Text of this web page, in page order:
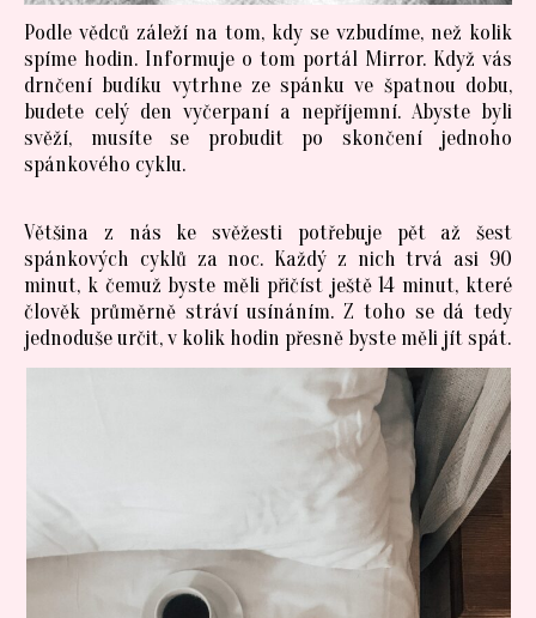
Podle vědců záleží na tom, kdy se vzbudíme, než kolik
spíme hodin. Informuje o tom portál Mirror. Když vás
drnčení budíku vytrhne ze spánku ve špatnou dobu,
budete celý den vyčerpaní a nepříjemní. Abyste byli
svěží, musíte se probudit po skončení jednoho
spánkového cyklu.
Většina z nás ke svěžesti potřebuje pět až šest
spánkových cyklů za noc. Každý z nich trvá asi 90
minut, k čemuž byste měli přičíst ještě 14 minut, které
člověk průměrně stráví usínáním. Z toho se dá tedy
jednoduše určit, v kolik hodin přesně byste měli jít spát.